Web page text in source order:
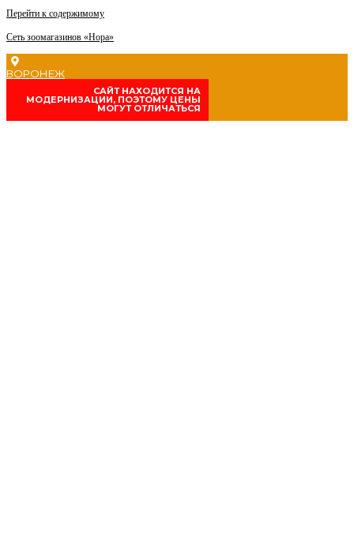
Перейти к содержимому
Сеть зоомагазинов «Нора»
ВОРОНЕЖ
CАЙТ НАХОДИТСЯ НА
МОДЕРНИЗАЦИИ, ПОЭТОМУ ЦЕНЫ
МОГУТ ОТЛИЧАТЬСЯ